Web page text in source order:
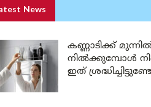
News
കണ്ണാടിക്ക്
നിൽക്കുമ്പോൾ
ഇത്